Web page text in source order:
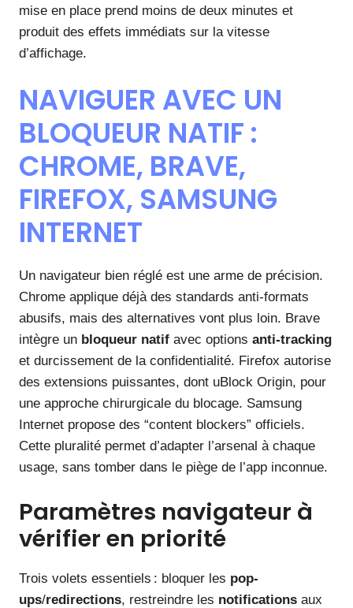
mise en place prend moins de deux minutes et
produit des effets immédiats sur la vitesse
d’affichage.
NAVIGUER AVEC UN
BLOQUEUR NATIF :
CHROME, BRAVE,
FIREFOX, SAMSUNG
INTERNET
Un navigateur bien réglé est une arme de précision.
Chrome applique déjà des standards anti-formats
abusifs, mais des alternatives vont plus loin. Brave
intègre un bloqueur natif avec options anti-tracking
et durcissement de la confidentialité. Firefox autorise
des extensions puissantes, dont uBlock Origin, pour
une approche chirurgicale du blocage. Samsung
Internet propose des “content blockers” officiels.
Cette pluralité permet d’adapter l’arsenal à chaque
usage, sans tomber dans le piège de l’app inconnue.
Paramètres navigateur à
vérifier en priorité
Trois volets essentiels : bloquer les pop-
ups/redirections, restreindre les notifications aux